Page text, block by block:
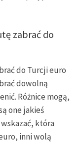
zabrać do
do Turcji euro
dowolną
Różnice mogą,
one jakieś
która
inni wolą